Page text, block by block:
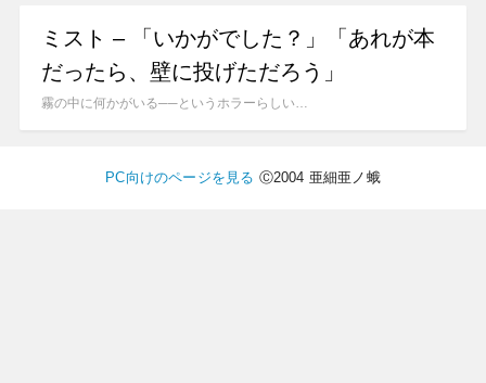
ミスト – 「いかがでした？」「あれが本
だったら、壁に投げただろう」
霧の中に何かがいる──というホラーらしい…
PC向けのページを見る Ⓒ2004 亜細亜ノ蛾